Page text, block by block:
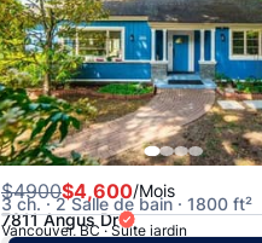
$4900$4,600/Mois
3 ch. · 2 Salle de bain · 1800 ft²
7811 Angus Dr
Vancouver, BC · Suite jardin